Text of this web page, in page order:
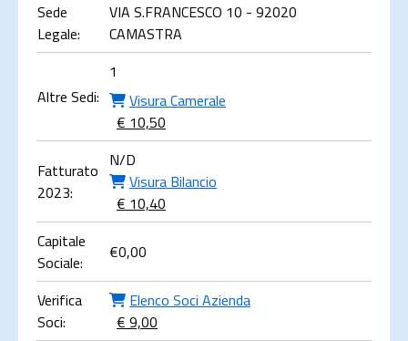
Sede
Legale:
VIA S.FRANCESCO 10 - 92020
CAMASTRA
Altre Sedi:
1
Visura Camerale
€ 10,50
Fatturato
2023:
N/D
Visura Bilancio
€ 10,40
Capitale
Sociale:
€0,00
Verifica
Soci:
Elenco Soci Azienda
€ 9,00